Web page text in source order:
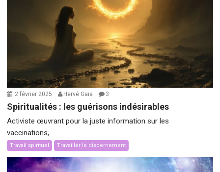
2 février 2025 Hervé Gaïa 3
Spiritualités : les guérisons indésirables
Activiste œuvrant pour la juste information sur les
vaccinations,...
Travail spirituel Travailler le discernement